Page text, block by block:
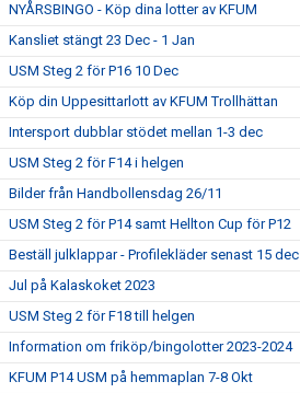
NYÅRSBINGO - Köp dina lotter av KFUM
Kansliet stängt 23 Dec - 1 Jan
USM Steg 2 för P16 10 Dec
Köp din Uppesittarlott av KFUM Trollhättan
Intersport dubblar stödet mellan 1-3 dec
USM Steg 2 för F14 i helgen
Bilder från Handbollensdag 26/11
USM Steg 2 för P14 samt Hellton Cup för P12
Beställ julklappar - Profilekläder senast 15 dec
Jul på Kalaskoket 2023
USM Steg 2 för F18 till helgen
Information om friköp/bingolotter 2023-2024
KFUM P14 USM på hemmaplan 7-8 Okt